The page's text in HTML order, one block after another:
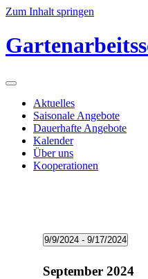
Zum Inhalt springen
Aktuelles
Saisonale Angebote
Dauerhafte Angebote
Kalender
Über uns
Kooperationen
9/9/2024 - 9/17/2024
wählen.
September 2024